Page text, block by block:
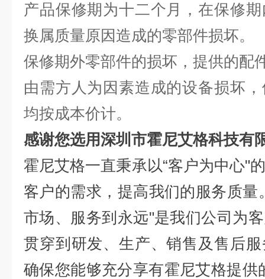
产品保修期为十二个月，在保修
换属质量原因造成的零部件损坏。
保修期外零部件的损坏，提供的配
由需方人为因素造成的设备损坏
均按成本价计。
感谢您选用深圳市霍尼艾格科技有
霍尼艾格一直秉承以“客户为中心"
客户的需求，提高我们的服务质量
市场、服务到永远"是我们公司为
贯穿到研发、生产、销售及售后
确保您能够充分享有霍尼艾格提供